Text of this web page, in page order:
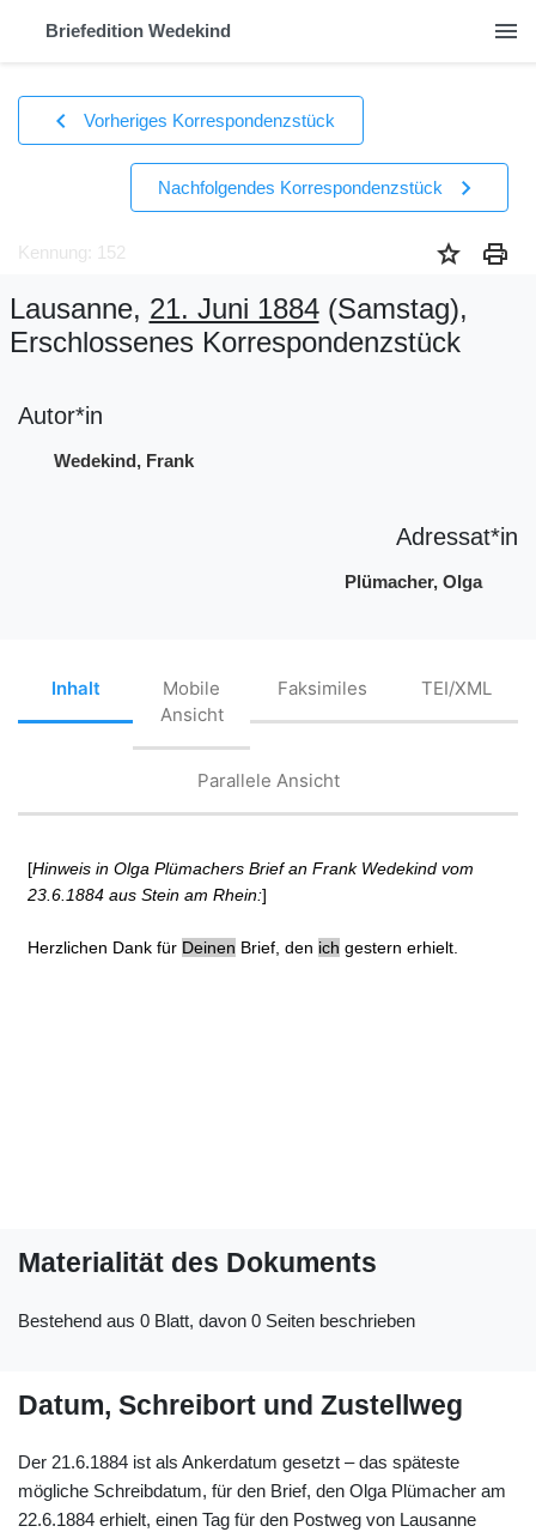
Briefedition Wedekind menu
chevron_left Vorheriges Korrespondenzstück
Nachfolgendes Korrespondenzstück chevron_right
Kennung: 152 star print
Lausanne, 21. Juni 1884(Samstag),
Erschlossenes Korrespondenzstück
Autor*in
Wedekind, Frank
Adressat*in
Plümacher, Olga
Inhalt
Mobile
Ansicht
Faksimiles TEI/XML
Parallele Ansicht
[Hinweis in Olga Plümachers Brief an Frank Wedekind vom
23.6.1884 aus Stein am Rhein:]
Herzlichen Dank für Deinen Brief, den ich gestern erhielt.
Materialität des Dokuments
Bestehend aus 0 Blatt, davon 0 Seiten beschrieben
Datum, Schreibort und Zustellweg
Der 21.6.1884 ist als Ankerdatum gesetzt – das späteste
mögliche Schreibdatum, für den Brief, den Olga Plümacher am
22.6.1884 erhielt, einen Tag für den Postweg von Lausanne